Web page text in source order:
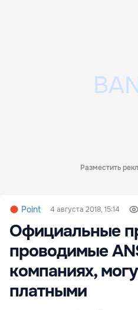
Разместить
Point 4 августа 2018, 15:14
Официальные
проводимые
компаниях,
платными